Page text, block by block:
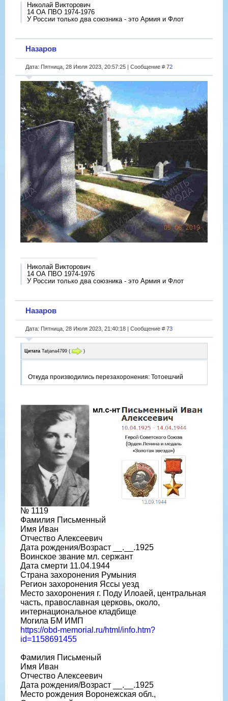
Николай Викторович
14 ОА ПВО 1974-1976
У России только два союзника - это Армия и Флот
Назаров
Дата: Пятница, 28 Июля 2023, 20:57:25 | Сообщение # 72
Николай Викторович
14 ОА ПВО 1974-1976
У России только два союзника - это Армия и Флот
Назаров
Дата: Пятница, 28 Июля 2023, 21:40:18 | Сообщение # 73
Цитата Tatjana4799 ( )
Откуда производились перезахоронения: Тотоешчий
№ 1119
Фамилия Письменный
Имя Иван
Отчество Алексеевич
Дата рождения/Возраст __.__.1925
Воинское звание мл. сержант
Дата смерти 11.04.1944
Страна захоронения Румыния
Регион захоронения Яссы уезд
Место захоронения г. Поду Илоаей, центральная
часть, православная церковь, около,
интернациональное кладбище
Могила БМ ИМП
https://obd-memorial.ru/html/info.htm?
id=1158691455
Фамилия Письменый
Имя Иван
Отчество Алексеевич
Дата рождения/Возраст __.__.1925
Место рождения Воронежская обл.,